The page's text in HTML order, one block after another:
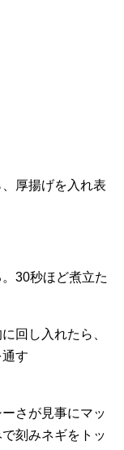
厚揚げを入れ表
30秒ほど煮立た
回し入れたら、
す
さが見事にマッ
刻みネギをトッ